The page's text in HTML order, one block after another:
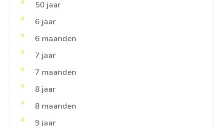
50 jaar
6 jaar
6 maanden
7 jaar
7 maanden
8 jaar
8 maanden
9 jaar